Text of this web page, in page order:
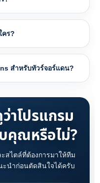
คร?
สำหรับทัวร์จอร์แดน?
าโปรแกรม
คุณหรือไม่?
สไตล์ที่ต้องการมาให้ทีม
ะนำก่อนตัดสินใจได้ครับ